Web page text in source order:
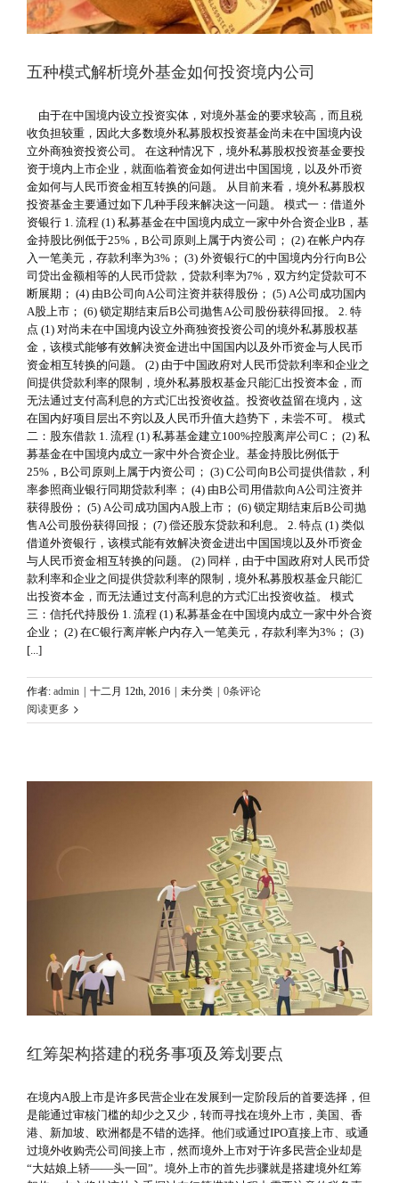
五种模式解析境外基金如何投资境内公司
由于在中国境内设立投资实体，对境外基金的要求较高，而且税
收负担较重，因此大多数境外私募股权投资基金尚未在中国境内设
立外商独资投资公司。 在这种情况下，境外私募股权投资基金要投
资于境内上市企业，就面临着资金如何进出中国国境，以及外币资
金如何与人民币资金相互转换的问题。 从目前来看，境外私募股权
投资基金主要通过如下几种手段来解决这一问题。 模式一：借道外
资银行 1. 流程 (1) 私募基金在中国境内成立一家中外合资企业B，基
金持股比例低于25%，B公司原则上属于内资公司； (2) 在帐户内存
入一笔美元，存款利率为3%； (3) 外资银行C的中国境内分行向B公
司贷出金额相等的人民币贷款，贷款利率为7%，双方约定贷款可不
断展期； (4) 由B公司向A公司注资并获得股份； (5) A公司成功国内
A股上市； (6) 锁定期结束后B公司抛售A公司股份获得回报。 2. 特
点 (1) 对尚未在中国境内设立外商独资投资公司的境外私募股权基
金，该模式能够有效解决资金进出中国国内以及外币资金与人民币
资金相互转换的问题。 (2) 由于中国政府对人民币贷款利率和企业之
间提供贷款利率的限制，境外私募股权基金只能汇出投资本金，而
无法通过支付高利息的方式汇出投资收益。投资收益留在境内，这
在国内好项目层出不穷以及人民币升值大趋势下，未尝不可。 模式
二：股东借款 1. 流程 (1) 私募基金建立100%控股离岸公司C； (2) 私
募基金在中国境内成立一家中外合资企业。基金持股比例低于
25%，B公司原则上属于内资公司； (3) C公司向B公司提供借款，利
率参照商业银行同期贷款利率； (4) 由B公司用借款向A公司注资并
获得股份； (5) A公司成功国内A股上市； (6) 锁定期结束后B公司抛
售A公司股份获得回报； (7) 偿还股东贷款和利息。 2. 特点 (1) 类似
借道外资银行，该模式能有效解决资金进出中国国境以及外币资金
与人民币资金相互转换的问题。 (2) 同样，由于中国政府对人民币贷
款利率和企业之间提供贷款利率的限制，境外私募股权基金只能汇
出投资本金，而无法通过支付高利息的方式汇出投资收益。 模式
三：信托代持股份 1. 流程 (1) 私募基金在中国境内成立一家中外合资
企业； (2) 在C银行离岸帐户内存入一笔美元，存款利率为3%； (3)
[...]
作者: admin | 十二月 12th, 2016 | 未分类 | 0条评论
阅读更多
红筹架构搭建的税务事项及筹划要点
在境内A股上市是许多民营企业在发展到一定阶段后的首要选择，但
是能通过审核门槛的却少之又少，转而寻找在境外上市，美国、香
港、新加坡、欧洲都是不错的选择。他们或通过IPO直接上市、或通
过境外收购壳公司间接上市，然而境外上市对于许多民营企业却是
“大姑娘上轿——头一回”。境外上市的首先步骤就是搭建境外红筹